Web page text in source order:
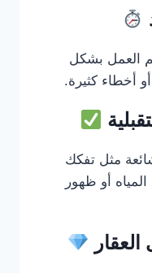
العمل بشكل
أخطاء كثيرة.
مثل تفكك
المياه أو ظهور